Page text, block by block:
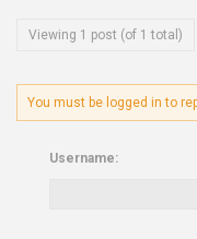
Viewing 1 post (of 1 total)
You must be logged in to
Username: